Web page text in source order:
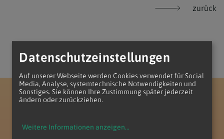
zurück
Erzdiözese Wien
Vikariat Süd - Unter dem Wienerwald
Dekanat Perchtoldsdorf
Datenschutzeinstellungen
Auf unserer Webseite werden Cookies verwendet für Social
Media, Analyse, systemtechnische Notwendigkeiten und
Sonstiges. Sie können Ihre Zustimmung später jederzeit
ändern oder zurückziehen.
Weitere Informationen anzeigen...